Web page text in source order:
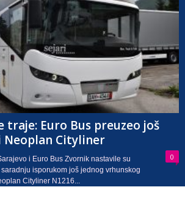
traje: Euro Bus preuzeo još
Neoplan Cityliner
0
i Euro Bus Zvornik nastavile su
isporukom još jednog vrhunskog
Cityliner N1216...